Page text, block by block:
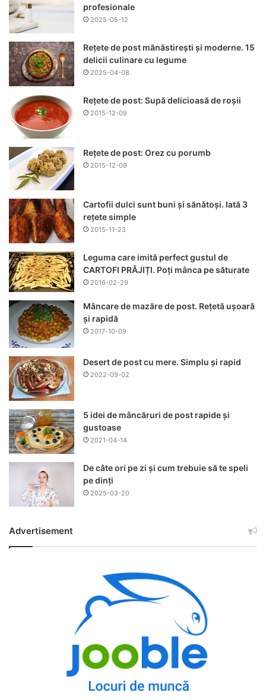
profesionale
2025-05-12
Rețete de post mănăstirești și moderne. 15
delicii culinare cu legume
2025-04-08
Rețete de post: Supă delicioasă de roșii
2015-12-09
Rețete de post: Orez cu porumb
2015-12-09
Cartofii dulci sunt buni și sănătoși. Iată 3
rețete simple
2015-11-23
Leguma care imită perfect gustul de
CARTOFI PRĂJIȚI. Poți mânca pe săturate
2016-02-29
Mâncare de mazăre de post. Rețetă ușoară
și rapidă
2017-10-09
Desert de post cu mere. Simplu și rapid
2022-09-02
5 idei de mâncăruri de post rapide și
gustoase
2021-04-14
De câte ori pe zi și cum trebuie să te speli
pe dinți
2025-03-20
Advertisement